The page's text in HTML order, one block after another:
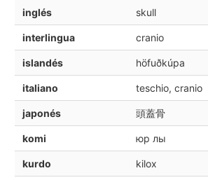
inglés skull
interlingua cranio
islandés höfuðkúpa
italiano teschio, cranio
japonés 頭蓋骨
komi юр лы
kurdo kilox